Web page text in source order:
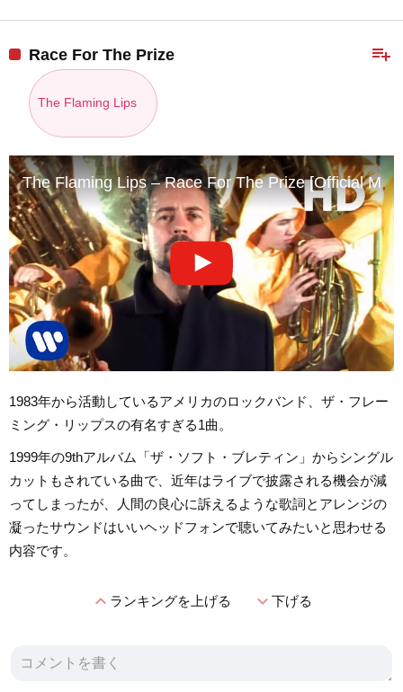
playlist_add
Race For The Prize
The Flaming Lips
The Flaming Lips – Race For The Prize [Official
1983年から活動しているアメリカのロックバンド、ザ・フレー
ミング・リップスの有名すぎる1曲。
1999年の9thアルバム「ザ・ソフト・ブレティン」からシングル
カットもされている曲で、近年はライブで披露される機会が減
ってしまったが、人間の良心に訴えるような歌詞とアレンジの
凝ったサウンドはいいヘッドフォンで聴いてみたいと思わせる
内容です。
expand_lessランキングを上げる expand_more下げる